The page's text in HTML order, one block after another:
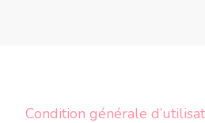
Condition générale